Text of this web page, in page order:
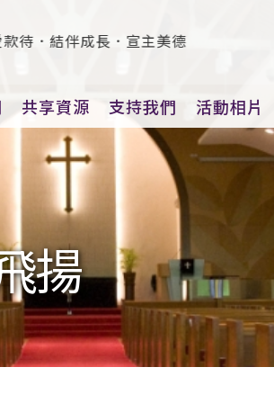
伴成長．宣主美德
共享資源 支持我們 活動相片
揚